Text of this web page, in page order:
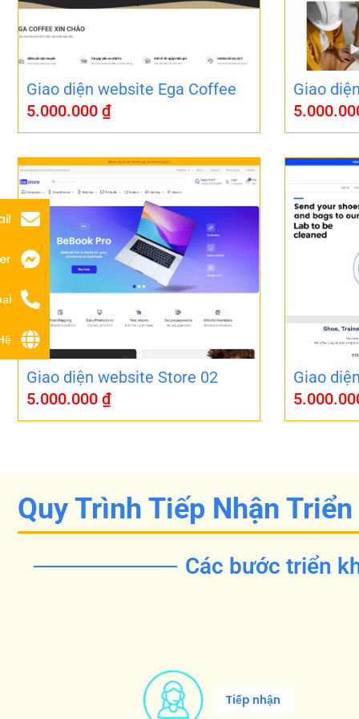
Giao diện website Ega Coffee
5.000.000 ₫
Giao
Giao diện website Store 02
5.000.000 ₫
Giao
Quy Trình Tiếp Nhận
Các bước triển
Tiếp nhận